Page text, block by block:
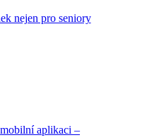
nejen pro seniory
mobilní aplikaci –